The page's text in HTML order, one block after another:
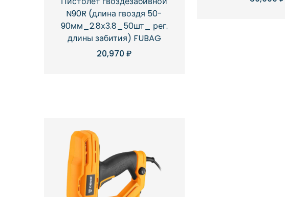
N90R (длина гвоздя 50-
90мм_2.8х3.8_50шт_ рег.
длины забития) FUBAG
20,970₽